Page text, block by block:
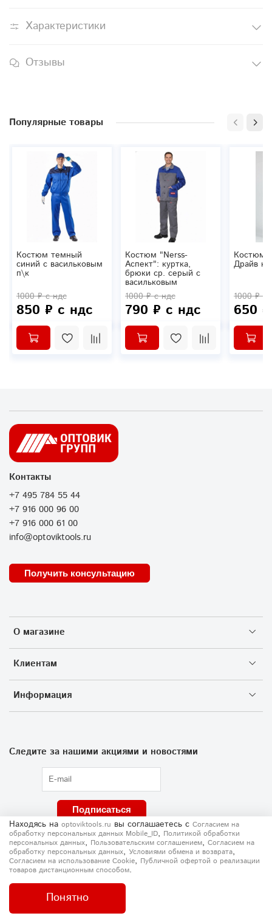
Характеристики
Отзывы
Популярные товары
Костюм темный
синий с васильковым
п\к
1000 ₽ с ндс
850 ₽ с ндс
Костюм "Nerss-
Аспект": куртка,
брюки ср. серый с
васильковым
1000 ₽ с ндс
790 ₽ с ндс
Костюм
Драйв
1000 ₽ с
650
О магазине
Клиентам
Информация
Контакты
+7 495 784 55 44
+7 916 000 96 00
+7 916 000 61 00
info@optoviktools.ru
Получить консультацию
Следите за нашими акциями и новостями
Подписаться
Находясь на optoviktools.ru вы соглашаетесь с Согласием на
обработку персональных данных Mobile_ID, Политикой обработки
персональных данных, Пользовательским соглашением, Согласием на
обработку персональных данных, Условиями обмена и возврата,
Согласием на использование Сookie, Публичной офертой о реализации
товаров дистанционным способом.
Понятно